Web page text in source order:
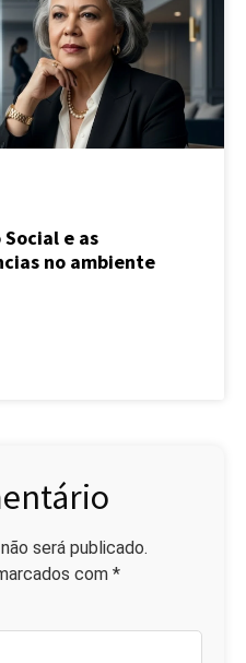
Social e as
no ambiente
será publicado.
com *